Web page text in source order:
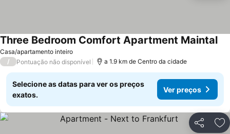
Casa/apartamento inteiro
Three Bedroom Comfort Apartment Maintal
/ Pontuação não disponível a 1.9 km de Centro da cidade
Selecione as datas para ver os preços
exatos.
Ver preços
Partilhar